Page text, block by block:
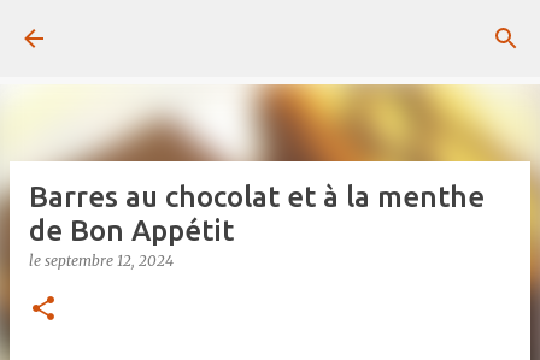
Barres au chocolat et à la menthe
de Bon Appétit
le septembre 12, 2024